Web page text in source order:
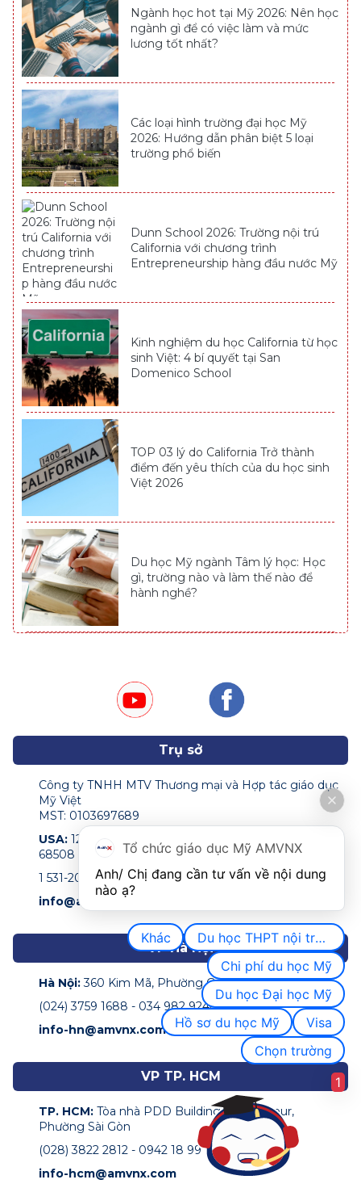
Ngành học hot tại Mỹ 2026: Nên học
ngành gì để có việc làm và mức
lương tốt nhất?
Các loại hình trường đại học Mỹ
2026: Hướng dẫn phân biệt 5 loại
trường phổ biến
Dunn School 2026: Trường nội trú
California với chương trình
Entrepreneurship hàng đầu nước Mỹ
Kinh nghiệm du học California từ học
sinh Việt: 4 bí quyết tại San
Domenico School
TOP 03 lý do California Trở thành
điểm đến yêu thích của du học sinh
Việt 2026
Du học Mỹ ngành Tâm lý học: Học
gì, trường nào và làm thế nào để
hành nghề?
Trụ sở
Công ty TNHH MTV Thương mại và Hợp tác giáo dục
Mỹ Việt
MST: 0103697689
USA: 122 N 11th Street Suite 200,Lincoln, NE, USA
68508
1 531-207-0009
info@amvnx.com
VP Hà Nội
Hà Nội:360 Kim Mã, Phường Giảng Võ
(024) 3759 1688 - 034 982 9248
info-hn@amvnx.com
VP TP. HCM
TP. HCM: Tòa nhà PDD Building, 162 Pasteur,
Phường Sài Gòn
(028) 3822 2812 - 0942 18 99 68
info-hcm@amvnx.com
Tổ chức giáo dục Mỹ AMVNX
Anh/ Chị đang cần tư vấn về nội dung
nào ạ?
Khác
Du học THPT nội trú Mỹ
Chi phí du học Mỹ
Du học Đại học Mỹ
Hồ sơ du học Mỹ
Visa
Chọn trường
1